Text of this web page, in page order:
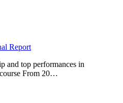
Report
and top performances in
From 20…